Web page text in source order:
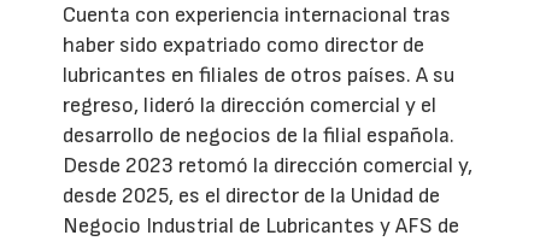
Cuenta con experiencia internacional tras
haber sido expatriado como director de
lubricantes en filiales de otros países. A su
regreso, lideró la dirección comercial y el
desarrollo de negocios de la filial española.
Desde 2023 retomó la dirección comercial y,
desde 2025, es el director de la Unidad de
Negocio Industrial de Lubricantes y AFS de